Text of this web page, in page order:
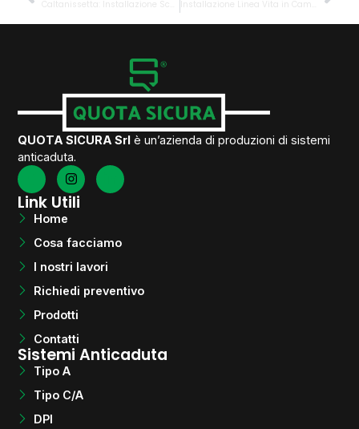
QUOTA SICURA Srl è un’azienda di produzioni di sistemi
anticaduta.
Link Utili
Home
Cosa facciamo
I nostri lavori
Richiedi preventivo
Prodotti
Contatti
Sistemi Anticaduta
Tipo A
Tipo C/A
DPI